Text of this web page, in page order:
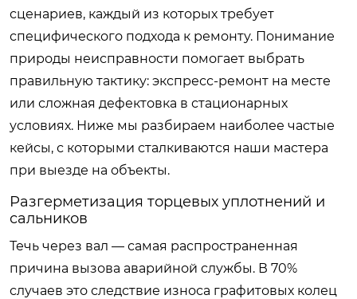
сценариев, каждый из которых требует
специфического подхода к ремонту. Понимание
природы неисправности помогает выбрать
правильную тактику: экспресс-ремонт на месте
или сложная дефектовка в стационарных
условиях. Ниже мы разбираем наиболее частые
кейсы, с которыми сталкиваются наши мастера
при выезде на объекты.
Разгерметизация торцевых уплотнений и
сальников
Течь через вал — самая распространенная
причина вызова аварийной службы. В 70%
случаев это следствие износа графитовых колец